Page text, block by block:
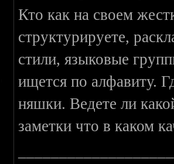
Кто как на своем
структурируете,
стили, языковые
ищется по алфавиту.
няшки. Ведете ли
заметки что в каком